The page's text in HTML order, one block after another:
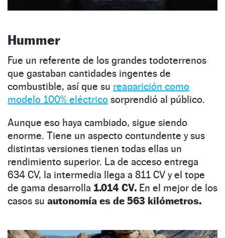
Hummer
Fue un referente de los grandes todoterrenos
que gastaban cantidades ingentes de
combustible, así que su reaparición como
modelo 100% eléctrico sorprendió al público.
Aunque eso haya cambiado, sigue siendo
enorme. Tiene un aspecto contundente y sus
distintas versiones tienen todas ellas un
rendimiento superior. La de acceso entrega
634 CV, la intermedia llega a 811 CV y el tope
de gama desarrolla 1.014 CV. En el mejor de los
casos su autonomía es de 563 kilómetros.